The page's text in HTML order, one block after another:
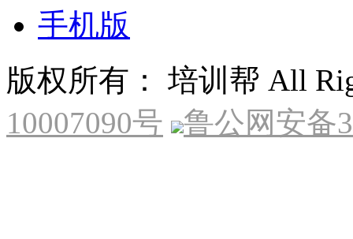
手机版
版权所有： 培训帮 All
10007090号
鲁公网安备